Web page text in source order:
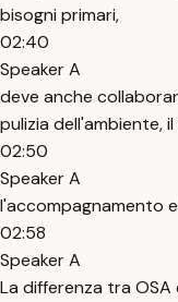
bisogni primari,
02:40
Speaker A
deve anche
pulizia dell'ambiente,
02:50
Speaker A
l'accompagnamento
02:58
Speaker A
La differenza tra OSA